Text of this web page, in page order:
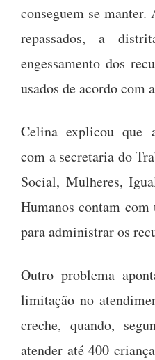
conseguem se
repassados, a
engessamento dos
usados de acordo com
Celina explicou que
com a secretaria do
Social, Mulheres,
Humanos contam
para administrar os
Outro problema
limitação no
creche, quando,
atender até 400